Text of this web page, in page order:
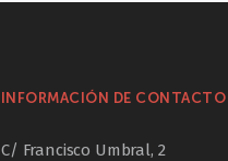
INFORMACIÓN DE CONTACTO
C/ Francisco Umbral, 2